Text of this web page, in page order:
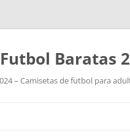
Baratas
– Camisetas de futbol para